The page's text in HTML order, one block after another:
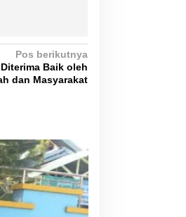
Pos berikutnya
Baik oleh
dan Masyarakat